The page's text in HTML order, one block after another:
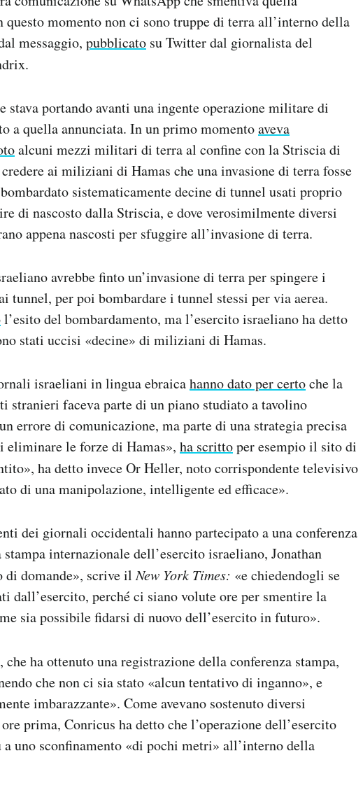
questo momento non ci sono truppe di terra all’interno della
messaggio, pubblicato su Twitter dal giornalista del
stava portando avanti una ingente operazione militare di
a quella annunciata. In un primo momentoaveva
alcuni mezzi militari di terra al confine con la Striscia di
ai miliziani di Hamas che una invasione di terra fosse
sistematicamente decine di tunnel usati proprio
di nascosto dalla Striscia, e dove verosimilmente diversi
appena nascosti per sfuggire all’invasione di terra.
avrebbe finto un’invasione di terra per spingere i
tunnel, per poi bombardare i tunnel stessi per via aerea.
l’esito del bombardamento, ma l’esercito israeliano ha detto
stati uccisi «decine» di miliziani di Hamas.
israeliani in lingua ebraicahanno dato per certoche la
stranieri faceva parte di un piano studiato a tavolino
errore di comunicazione, ma parte di una strategia precisa
le forze di Hamas», ha scrittoper esempio il sito di
ha detto invece Or Heller, noto corrispondente televisivo
di una manipolazione, intelligente ed efficace».
dei giornali occidentali hanno partecipato a una conferenza
internazionale dell’esercito israeliano, Jonathan
di domande», scrive ilNew York Times: «e chiedendogli se
dall’esercito, perché ci siano volute ore per smentire la
sia possibile fidarsi di nuovo dell’esercito in futuro».
, che ha ottenuto una registrazione della conferenza stampa,
che non ci sia stato «alcun tentativo di inganno», e
imbarazzante». Come avevano sostenuto diversi
prima, Conricus ha detto che l’operazione dell’esercito
uno sconfinamento «di pochi metri» all’interno della